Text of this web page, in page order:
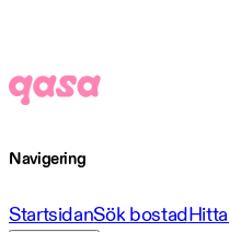
Navigering
StartsidanSök bostad